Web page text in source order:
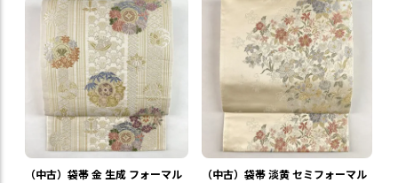
（中古）袋帯 金 生成 フォーマル
（中古）袋帯 淡黄 セミフォーマル